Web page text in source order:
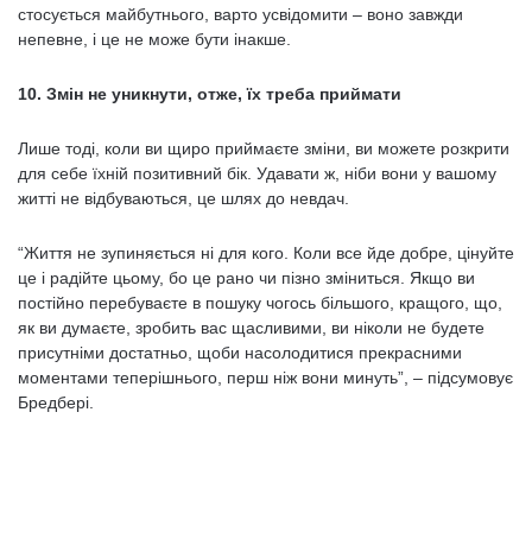
стосується майбутнього, варто усвідомити – воно завжди
непевне, і це не може бути інакше.
10. Змін не уникнути, отже, їх треба приймати
Лише тоді, коли ви щиро приймаєте зміни, ви можете розкрити
для себе їхній позитивний бік. Удавати ж, ніби вони у вашому
житті не відбуваються, це шлях до невдач.
“Життя не зупиняється ні для кого. Коли все йде добре, цінуйте
це і радійте цьому, бо це рано чи пізно зміниться. Якщо ви
постійно перебуваєте в пошуку чогось більшого, кращого, що,
як ви думаєте, зробить вас щасливими, ви ніколи не будете
присутніми достатньо, щоби насолодитися прекрасними
моментами теперішнього, перш ніж вони минуть”, – підсумовує
Бредбері.